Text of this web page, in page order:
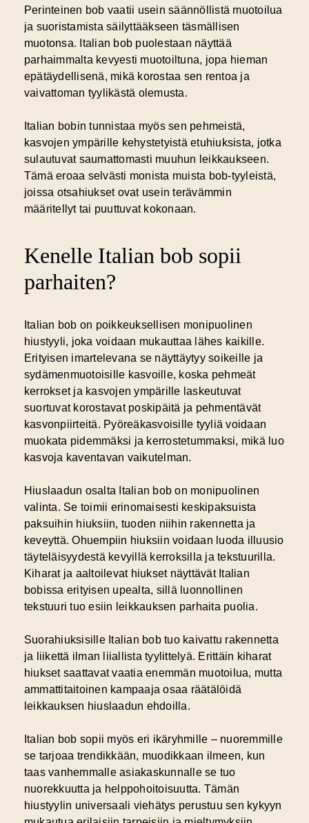
Perinteinen bob vaatii usein säännöllistä muotoilua
ja suoristamista säilyttääkseen täsmällisen
muotonsa. Italian bob puolestaan näyttää
parhaimmalta kevyesti muotoiltuna, jopa hieman
epätäydellisenä, mikä korostaa sen rentoa ja
vaivattoman tyylikästä olemusta.
Italian bobin tunnistaa myös sen pehmeistä,
kasvojen ympärille kehystetyistä etuhiuksista, jotka
sulautuvat saumattomasti muuhun leikkaukseen.
Tämä eroaa selvästi monista muista bob-tyyleistä,
joissa otsahiukset ovat usein terävämmin
määritellyt tai puuttuvat kokonaan.
Kenelle Italian bob sopii
parhaiten?
Italian bob on poikkeuksellisen monipuolinen
hiustyyli, joka voidaan mukauttaa lähes kaikille.
Erityisen imartelevana se näyttäytyysoikeille ja
sydämenmuotoisille kasvoille, koska pehmeät
kerrokset ja kasvojen ympärille laskeutuvat
suortuvat korostavat poskipäitä ja pehmentävät
kasvonpiirteitä. Pyöreäkasvoisille tyyliä voidaan
muokata pidemmäksi ja kerrostetummaksi, mikä luo
kasvoja kaventavan vaikutelman.
Hiuslaadun osalta Italian bob on monipuolinen
valinta. Se toimii erinomaisesti keskipaksuista
paksuihin hiuksiin, tuoden niihin rakennetta ja
keveyttä. Ohuempiin hiuksiin voidaan luoda illuusio
täyteläisyydestä kevyillä kerroksilla ja tekstuurilla.
Kiharat ja aaltoilevat hiukset näyttävät Italian
bobissa erityisen upealta, sillä luonnollinen
tekstuuri tuo esiin leikkauksen parhaita puolia.
Suorahiuksisille Italian bob tuo kaivattu rakennetta
ja liikettä ilman liiallista tyylittelyä. Erittäin kiharat
hiukset saattavat vaatia enemmän muotoilua, mutta
ammattitaitoinen kampaaja osaa räätälöidä
leikkauksen hiuslaadun ehdoilla.
Italian bob sopii myös eri ikäryhmille – nuoremmille
se tarjoaa trendikkään, muodikkaan ilmeen, kun
taas vanhemmalle asiakaskunnalle se tuo
nuorekkuutta ja helppohoitoisuutta. Tämän
hiustyylin universaali viehätys perustuu sen kykyyn